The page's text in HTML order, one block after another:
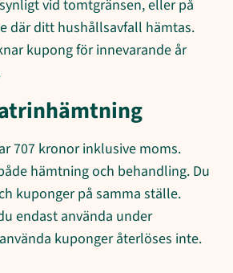
vid tomtgränsen, eller på
där ditt hushållsavfall hämtas.
kupong för innevarande år
707 kronor inklusive moms.
hämtning och behandling. Du
kuponger på samma ställe.
endast använda under
kuponger återlöses inte.